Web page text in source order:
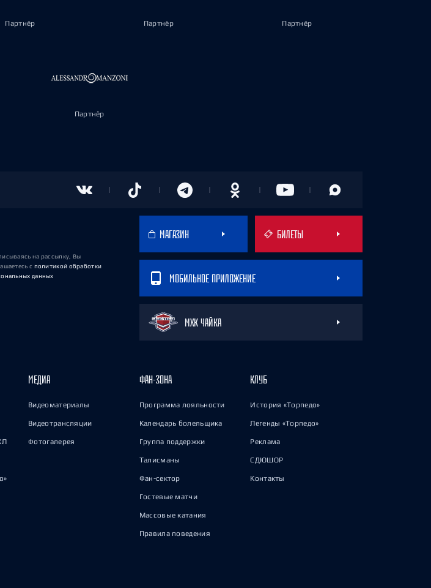
Партнёр Партнёр Партнёр
Партнёр
на рассылку, Вы
с политикой обработки
данных
МАГАЗИН БИЛЕТЫ
МОБИЛЬНОЕ ПРИЛОЖЕНИЕ
МХК ЧАЙКА
МЕДИА
Видеоматериалы
Видеотрансляции
Фотогалерея
ФАН-ЗОНА
Программа лояльности
Календарь болельщика
Группа поддержки
Талисманы
Фан-сектор
Гостевые матчи
Массовые катания
Правила поведения
КЛУБ
История «Торпедо»
Легенды «Торпедо»
Реклама
СДЮШОР
Контакты